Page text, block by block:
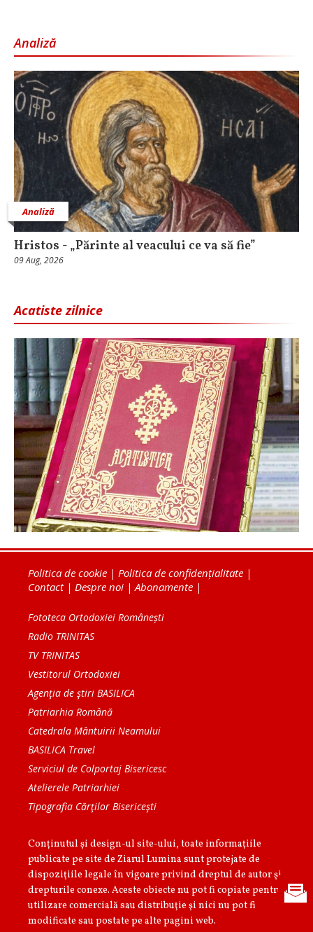
Analiză
Analiză
Hristos - „Părinte al veacului ce va să fie”
09 Aug, 2026
Acatiste zilnice
Politica de cookie | Politica de confidențialitate |
Contact| Despre noi | Abonamente |
Fototeca Ortodoxiei Românești
Radio TRINITAS
TV TRINITAS
Vestitorul Ortodoxiei
Agenţia de ştiri BASILICA
Patriarhia Română
Catedrala Mântuirii Neamului
BASILICA Travel
Serviciul de Colportaj Bisericesc
Atelierele Patriarhiei
Tipografia Cărţilor Bisericeşti
Conținutul și design-ul site-ului, toate informaţiile
publicate pe site de Ziarul Lumina sunt protejate de
dispoziţiile legale în vigoare privind dreptul de autor şi
drepturile conexe. Aceste obiecte nu pot fi copiate pentru
utilizare comercială sau distribuţie şi nici nu pot fi
modificate sau postate pe alte pagini web.